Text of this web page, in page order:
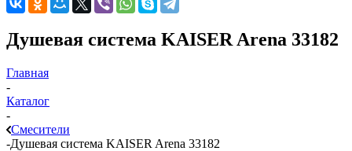
Душевая система KAISER Arena 33182
Главная
-
Каталог
-
Смесители
-Душевая система KAISER Arena 33182